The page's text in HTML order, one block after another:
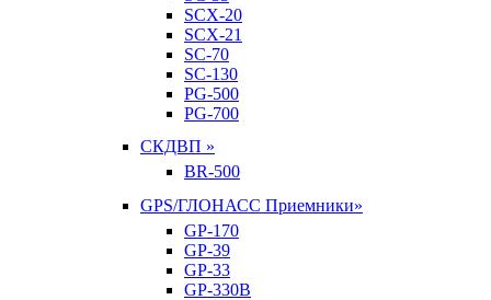
SCX-20
SCX-21
SC-70
SC-130
PG-500
PG-700
СКДВП »
BR-500
GPS/ГЛОНАСС Приемники»
GP-170
GP-39
GP-33
GP-330B